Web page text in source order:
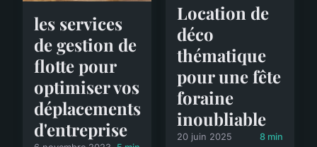
les services
de gestion de
flotte pour
optimiser vos
déplacements
d'entreprise
Location de
déco
thématique
pour une fête
foraine
inoubliable
20 juin 2025 8 min